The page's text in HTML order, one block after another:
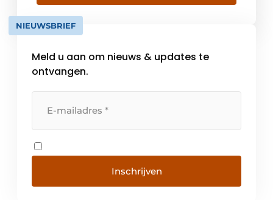
beschermen voor de mens. De ACO
WaterCycle – slimme oplossingen die water
opvangen, reinigen, vasthouden […]
NIEUWSBRIEF
Meld u aan om nieuws & updates te
ontvangen.
Inschrijven